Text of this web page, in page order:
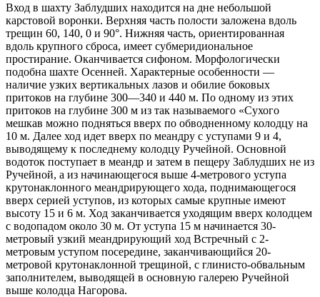
Вход в шахту Заблудших находится на дне небольшой
карстовой воронки. Верхняя часть полости заложена вдоль
трещин 60, 140, 0 и 90°. Нижняя часть, ориентированная
вдоль крупного сброса, имеет субмеридиональное
простирание. Оканчивается сифоном. Морфологически
подобна шахте Осенней. Характерные особенности —
наличие узких вертикальных лазов и обилие боковых
притоков на глубине 300—340 и 440 м. По одному из этих
притоков на глубине 300 м из так называемого «Сухого
мешкав можно подняться вверх по обводненному колодцу на
10 м. Далее ход идет вверх по меандру с уступами 9 и 4,
выводящему к последнему колодцу Ручейной. Основной
водоток поступает в меандр и затем в пещеру Заблудших не из
Ручейной, а из начинающегося выше 4-метрового уступа
крутонаклонного меандрирующего хода, поднимающегося
вверх серией уступов, из которых самые крупные имеют
высоту 15 и 6 м. Ход заканчивается уходящим вверх колодцем
с водопадом около 30 м. От уступа 15 м начинается 30-
метровый узкий меандрирующий ход Встречный с 2-
метровым уступом посередине, заканчивающийся 20-
метровой крутонаклонной трещиной, с глинисто-обвальным
заполнителем, выводящей в основную галерею Ручейной
выше колодца Нагорова.